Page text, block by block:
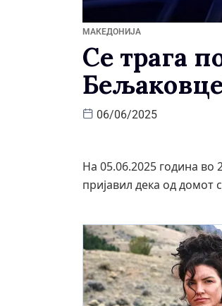
МАКЕДОНИЈА
Се трага
06/06/2025
На 05.06.2025 година во
пријавил дека од домот